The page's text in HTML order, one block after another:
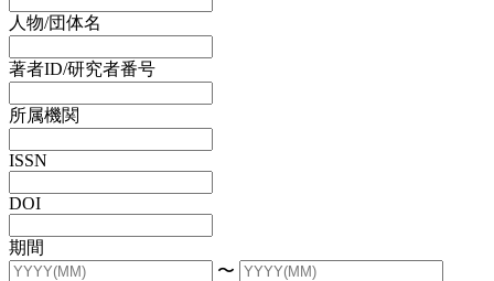
人物/団体名
著者ID/研究者番号
所属機関
ISSN
DOI
期間
〜